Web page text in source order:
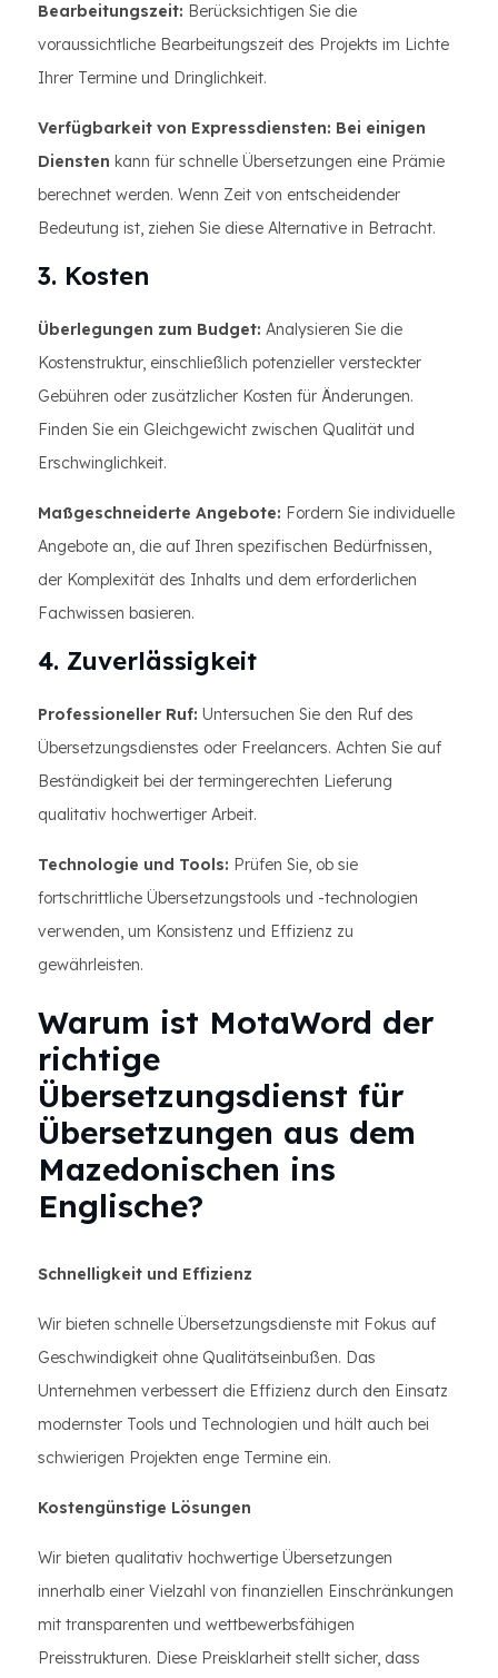
Bearbeitungszeit: Berücksichtigen Sie die
voraussichtliche Bearbeitungszeit des Projekts im Lichte
Ihrer Termine und Dringlichkeit.
Verfügbarkeit von Expressdiensten: Bei einigen
Diensten kann für schnelle Übersetzungen eine Prämie
berechnet werden. Wenn Zeit von entscheidender
Bedeutung ist, ziehen Sie diese Alternative in Betracht.
3. Kosten
Überlegungen zum Budget: Analysieren Sie die
Kostenstruktur, einschließlich potenzieller versteckter
Gebühren oder zusätzlicher Kosten für Änderungen.
Finden Sie ein Gleichgewicht zwischen Qualität und
Erschwinglichkeit.
Maßgeschneiderte Angebote: Fordern Sie individuelle
Angebote an, die auf Ihren spezifischen Bedürfnissen,
der Komplexität des Inhalts und dem erforderlichen
Fachwissen basieren.
4. Zuverlässigkeit
Professioneller Ruf: Untersuchen Sie den Ruf des
Übersetzungsdienstes oder Freelancers. Achten Sie auf
Beständigkeit bei der termingerechten Lieferung
qualitativ hochwertiger Arbeit.
Technologie und Tools: Prüfen Sie, ob sie
fortschrittliche Übersetzungstools und -technologien
verwenden, um Konsistenz und Effizienz zu
gewährleisten.
Warum ist MotaWord der
richtige
Übersetzungsdienst für
Übersetzungen aus dem
Mazedonischen ins
Englische?
Schnelligkeit und Effizienz
Wir bieten schnelle Übersetzungsdienste mit Fokus auf
Geschwindigkeit ohne Qualitätseinbußen. Das
Unternehmen verbessert die Effizienz durch den Einsatz
modernster Tools und Technologien und hält auch bei
schwierigen Projekten enge Termine ein.
Kostengünstige Lösungen
Wir bieten qualitativ hochwertige Übersetzungen
innerhalb einer Vielzahl von finanziellen Einschränkungen
mit transparenten und wettbewerbsfähigen
Preisstrukturen. Diese Preisklarheit stellt sicher, dass